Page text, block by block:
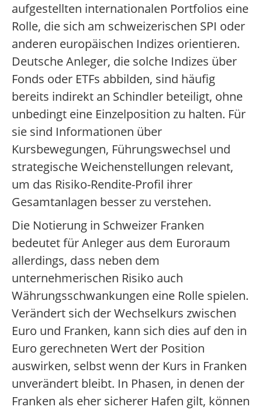
aufgestellten internationalen Portfolios eine
Rolle, die sich am schweizerischen SPI oder
anderen europäischen Indizes orientieren.
Deutsche Anleger, die solche Indizes über
Fonds oder ETFs abbilden, sind häufig
bereits indirekt an Schindler beteiligt, ohne
unbedingt eine Einzelposition zu halten. Für
sie sind Informationen über
Kursbewegungen, Führungswechsel und
strategische Weichenstellungen relevant,
um das Risiko-Rendite-Profil ihrer
Gesamtanlagen besser zu verstehen.
Die Notierung in Schweizer Franken
bedeutet für Anleger aus dem Euroraum
allerdings, dass neben dem
unternehmerischen Risiko auch
Währungsschwankungen eine Rolle spielen.
Verändert sich der Wechselkurs zwischen
Euro und Franken, kann sich dies auf den in
Euro gerechneten Wert der Position
auswirken, selbst wenn der Kurs in Franken
unverändert bleibt. In Phasen, in denen der
Franken als eher sicherer Hafen gilt, können